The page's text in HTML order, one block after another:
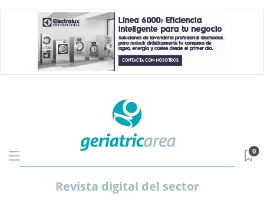
Revista digital del sector
0